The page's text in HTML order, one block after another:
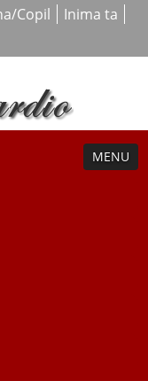
Copil
Inima ta
MENU